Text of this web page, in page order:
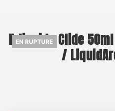
E-liquide Clide
/
EN RUPTURE